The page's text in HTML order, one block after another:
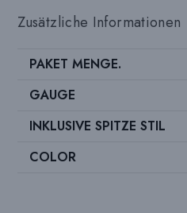
Zusätzliche Informationen
PAKET MENGE.
GAUGE
INKLUSIVE SPITZE STIL
COLOR